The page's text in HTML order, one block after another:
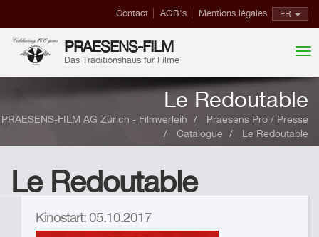
FR
Contact AGB's Mentions légales
PRAESENS-FILM
Das Traditionshaus für Filme
Le Redoutable
PRAESENS-FILM AG Zürich - Filmverleih
Praesens Pro / Presse
Catalogue
Le Redoutable
Le Redoutable
Kinostart: 05.10.2017